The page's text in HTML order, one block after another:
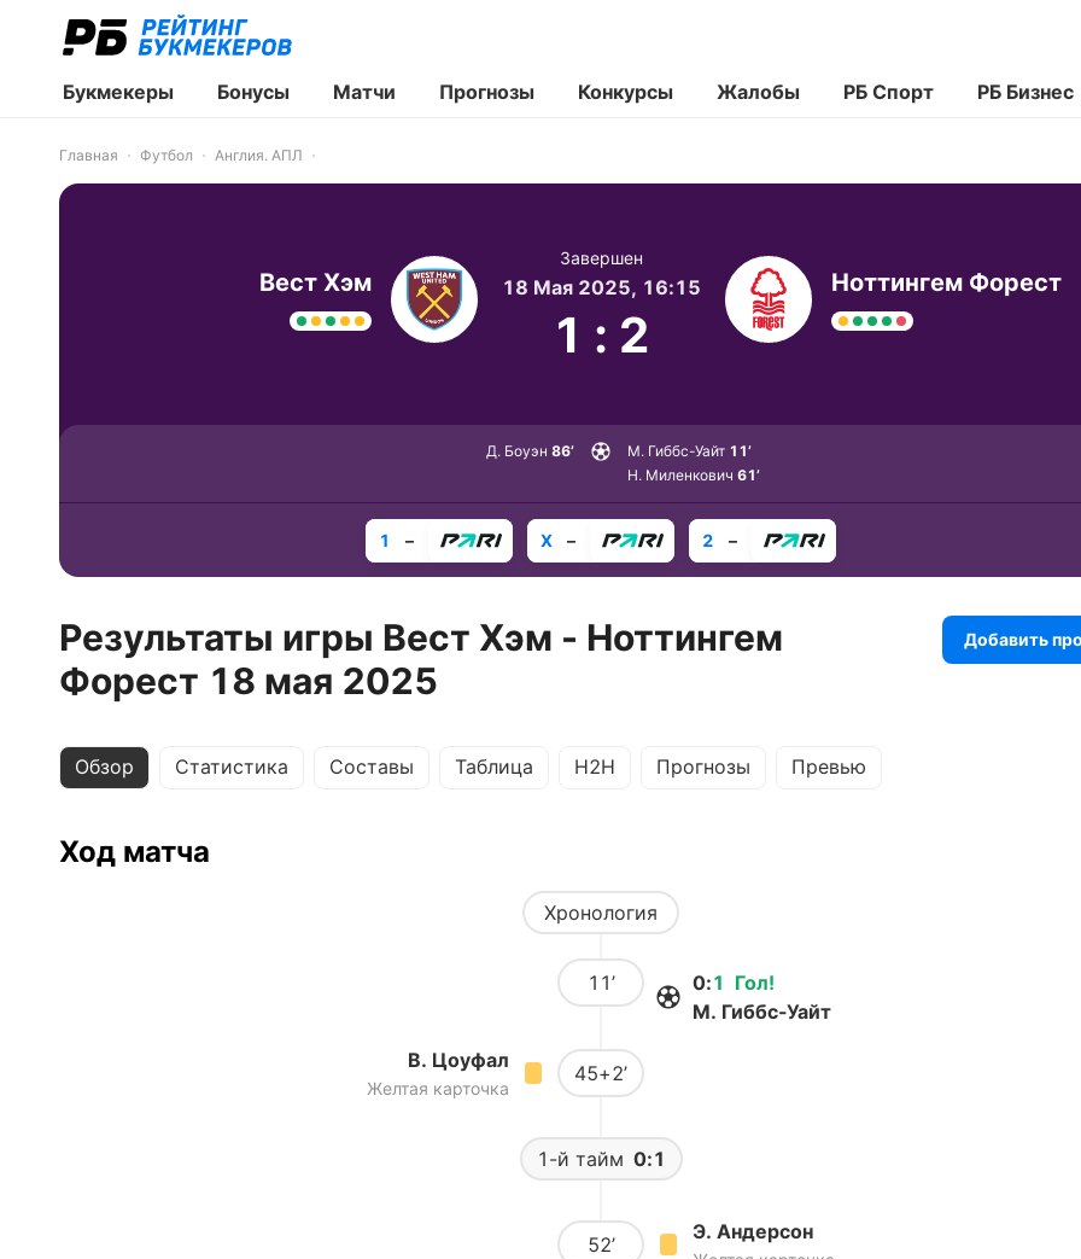
Букмекеры Бонусы Матчи Прогнозы Конкурсы Жалобы РБ Спорт РБ Бизнес
Главная Футбол Англия. АПЛ
Вест Хэм
Завершен
18 Мая 2025, 16:15
1 : 2
Ноттингем Форест
Д. Боуэн 86’ М. Гиббс-Уайт 11’
Н. Миленкович 61’
1 – X – 2 –
Результаты игры Вест Хэм - Ноттингем
Форест 18 мая 2025
Добавить
Обзор Статистика Составы Таблица H2H Прогнозы Превью
Ход матча
Хронология
11’ Гол!
0:1
М. Гиббс-Уайт
В. Цоуфал
Желтая карточка
45+2’
1-й тайм 0:1
52’
Э. Андерсон